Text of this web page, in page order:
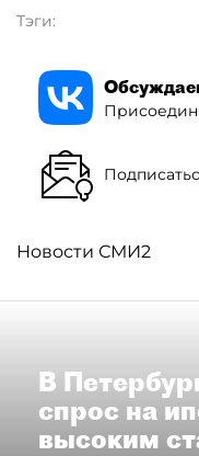
Тэги:
Новости СМИ2
В
спрос на
высоким